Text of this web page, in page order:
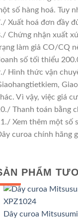
số hàng hoá. Tuy
Xuất hoá đơn đầy
Chứng nhận xuất
làm giả CO/CQ
số tối thiểu
Hình thức vận
Vì vậy, việc giá
Thanh toán bằng
Xem thêm một số
curoa chính hãng
PHẨM
SỈ
TỐT
Dây curoa